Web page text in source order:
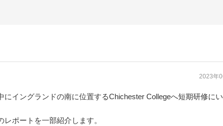
2023年
にイングランドの南に位置するChichester Collegeへ短期研修に
レポートを一部紹介します。